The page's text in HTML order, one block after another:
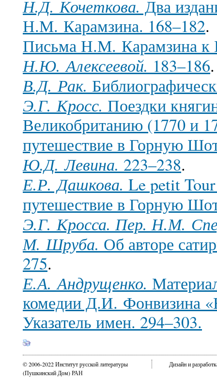
Н.Д. Кочеткова. Два
Н.М. Карамзина. 168–182.
Письма Н.М. Карамзина к
Н.Ю. Алексеевой. 183–186.
В.Д. Рак.
Э.Г. Кросс. Поездки
Великобританию (1770 и
путешествие в Горную
Ю.Д. Левина. 223–238.
Е.Р. Дашкова. Le petit
путешествие в Горную
Э.Г. Кросса. Пер. Н.М.
М. Шруба. Об авторе
275.
Е.А. Андрущенко.
комедии Д.И. Фонвизина
Указатель имен. 294–303.
© 2006-2022 Институт русской литературы
(Пушкинский Дом) РАН
Дизайн и